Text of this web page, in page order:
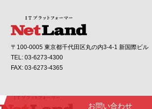
お問い合わせ
〒100-0005 東京都千代田区丸の内3-4-1 新国際ビル
TEL: 03-6273-4300
FAX: 03-6273-4365